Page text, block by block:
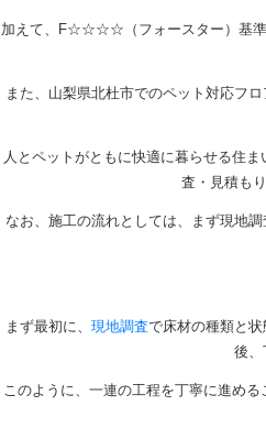
加えて、F☆☆☆☆（フォースター）基準
また、山梨県北杜市でのペット対応フ
人とペットがともに快適に暮らせる住
査・見積も
なお、施工の流れとしては、まず現地
まず最初に、 現地調査で床材の種類と
後、
このように、一連の工程を丁寧に進め